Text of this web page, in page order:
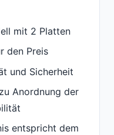
mit 2 Platten
den Preis
und Sicherheit
Anordnung der
entspricht dem